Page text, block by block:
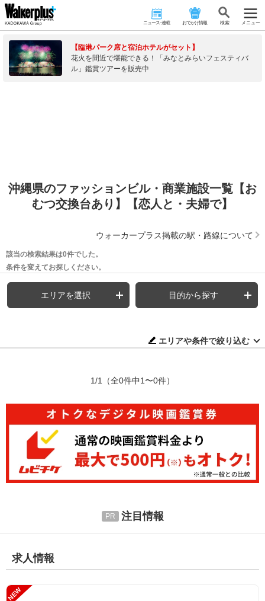
ニュース･連載 おでかけ情報 検 索 メニュー
【臨港パーク席と宿泊ホテルがセット】
花火を間近で堪能できる！「みなとみらいフェスティバ
ル」鑑賞ツアーを販売中
沖縄県のファッションビル・商業施設一覧【お
むつ交換台あり】【恋人と・夫婦で】
ウォーカープラス掲載の駅・路線について
該当の検索結果は0件でした。
条件を変えてお探しください。
エリアを選択 目的から探す
エリアや条件で絞り込む
1/1 （全0件中1〜0件）
注目情報
求人情報
NEW